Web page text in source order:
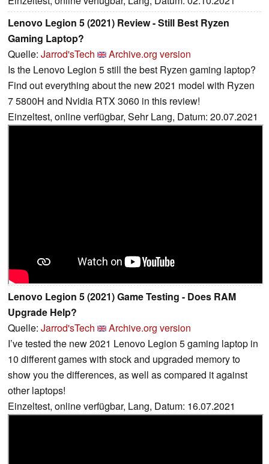
Lenovo Legion 5 (2021) Review - Still Best Ryzen
Gaming Laptop?
Quelle: Jarrod'sTech
Archive.org version
Is the Lenovo Legion 5 still the best Ryzen gaming laptop?
Find out everything about the new 2021 model with Ryzen
7 5800H and Nvidia RTX 3060 in this review!
Einzeltest, online verfügbar, Sehr Lang, Datum: 20.07.2021
Lenovo Legion 5 (2021) Game Testing - Does RAM
Upgrade Help?
Quelle: Jarrod'sTech
Archive.org version
I’ve tested the new 2021 Lenovo Legion 5 gaming laptop in
10 different games with stock and upgraded memory to
show you the differences, as well as compared it against
other laptops!
Einzeltest, online verfügbar, Lang, Datum: 16.07.2021